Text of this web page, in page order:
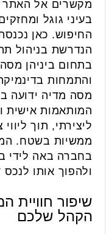
מקשרים אל
בעיני גוגל
החיפוש. כאן
הנדרשת בניהול
בתחום ביניהן
והתמחות
מסה מדיה ידועה
המותאמות אישית
ליצירתי, תוך
ממשיות בשטח.
בחברה באה לידי
ולהפוך אותו לנכס
שיפור
הקהל שלכם